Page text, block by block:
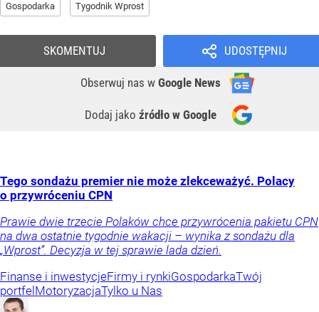
Gospodarka Tygodnik Wprost
UDOSTĘPNIJ
Obserwuj nas w Google News
Dodaj jako źródło w Google
SKOMENTUJ
Tego sondażu premier nie może zlekceważyć. Polacy
o przywróceniu CPN
Prawie dwie trzecie Polaków chce przywrócenia pakietu CPN
na dwa ostatnie tygodnie wakacji – wynika z sondażu dla
„Wprost”. Decyzja w tej sprawie lada dzień.
Finanse i inwestycjeFirmy i rynkiGospodarkaTwój
portfel MotoryzacjaTylko u Nas